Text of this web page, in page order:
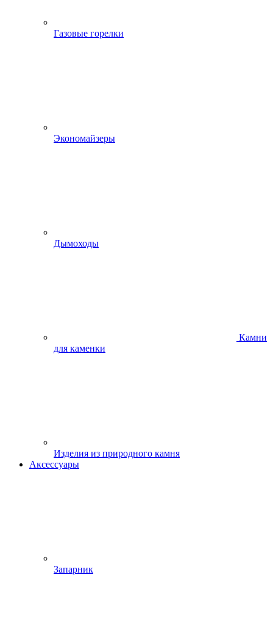
Газовые горелки
Экономайзеры
Дымоходы
Камни
для каменки
Изделия из природного камня
Аксессуары
Запарник